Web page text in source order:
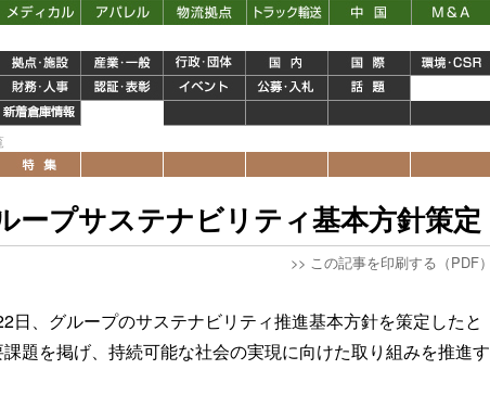
ープサステナビリティ基本方針策定
>> この記事を印刷する（PDF）
日、グループのサステナビリティ推進基本方針を策定したと
題を掲げ、持続可能な社会の実現に向けた取り組みを推進す